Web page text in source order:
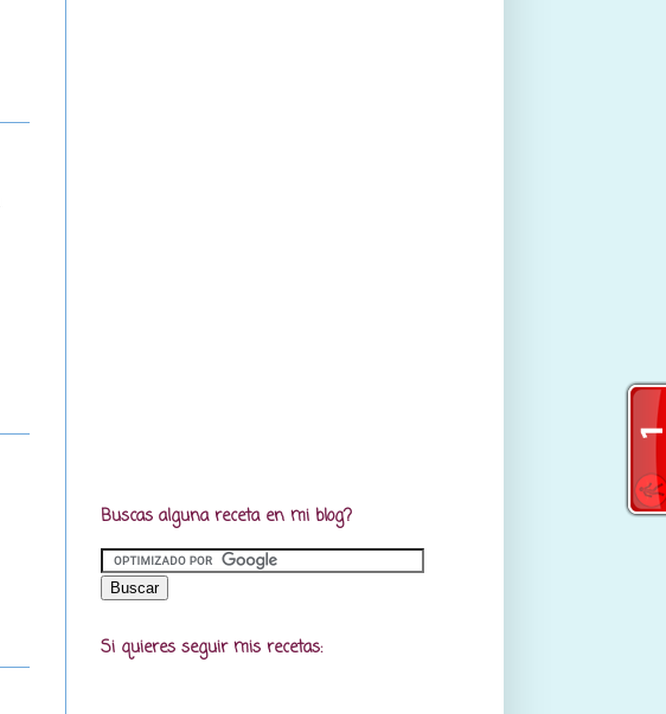
Buscas alguna receta en mi blog?
Si quieres seguir mis recetas: